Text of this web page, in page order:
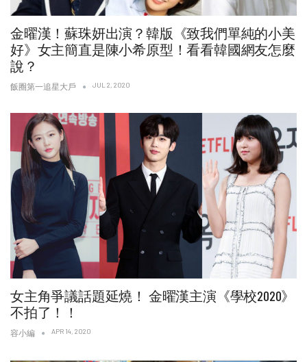
金曜漢！蘇珠妍出演？韓版《致我們單純的小美
好》女主簡直是陳小希原型！看看韓國網友怎麼
說？
飯圈第一追星大戶 JUL 2, 2020
女主角爭議話題延燒！ 金曜漢主演《學校2020》
不拍了！！
容小編 APR 14, 2020